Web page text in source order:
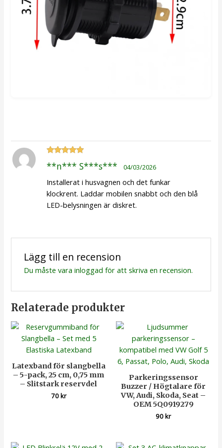
5av 5
**n*** S***s*** 04/03/2026
Installerat i husvagnen och det funkar
klockrent. Laddar mobilen snabbt och den blå
LED-belysningen är diskret.
Lägg till en recension
Du måste vara inloggad för att skriva en recension.
Relaterade produkter
Latexband för slangbella
– 5-pack, 25 cm, 0,75 mm
– Slitstark reservdel
70kr
Parkeringssensor
Buzzer / Högtalare för
VW, Audi, Skoda, Seat –
OEM 5Q0919279
90kr